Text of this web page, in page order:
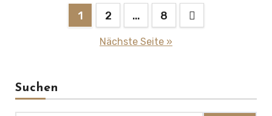
Seitennummerierung
1 2 … 8
Nächste Seite »
Suchen